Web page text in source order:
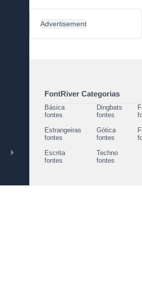
Advertisement
FontRiver Categorias
Básica
fontes
Dingbats
fontes
Estrangeiras
fontes
Gótica
fontes
Escrita
fontes
Techno
fontes